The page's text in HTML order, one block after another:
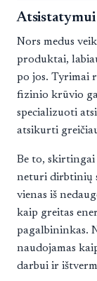
Atsistatymui
Nors medus
produktai,
po jos. Tyrimai
fizinio krūvio
specializuoti
atsikurti
Be to, skirtingai
neturi dirbtinių
vienas iš
kaip greitas
pagalbininkas.
naudojamas
darbui ir